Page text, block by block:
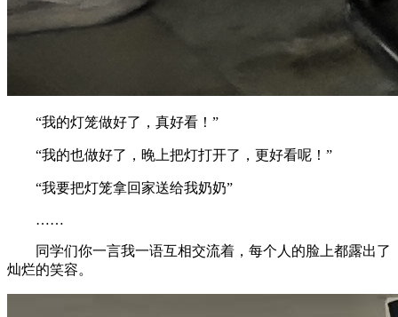
“我的灯笼做好了，真好看！”
“我的也做好了，晚上把灯打开了，更好看呢！”
“我要把灯笼拿回家送给我奶奶”
……
同学们你一言我一语互相交流着，每个人的脸上都露出了
灿烂的笑容。